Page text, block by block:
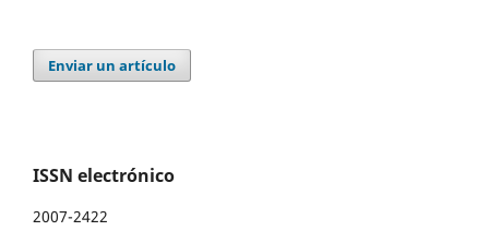
Enviar un artículo
ISSN electrónico
2007-2422